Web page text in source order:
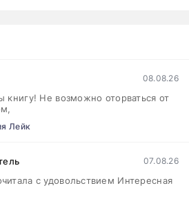
08.08.26
книгу! Не возможно оторваться от
Лейк
07.08.26
с удовольствием Интересная